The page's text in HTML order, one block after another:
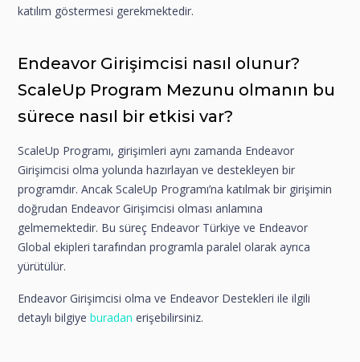
katılım göstermesi gerekmektedir.
Endeavor Girişimcisi nasıl olunur?
ScaleUp Program Mezunu olmanın bu
sürece nasıl bir etkisi var?
ScaleUp Programı, girişimleri aynı zamanda Endeavor
Girişimcisi olma yolunda hazırlayan ve destekleyen bir
programdır. Ancak ScaleUp Programı’na katılmak bir girişimin
doğrudan Endeavor Girişimcisi olması anlamına
gelmemektedir. Bu süreç Endeavor Türkiye ve Endeavor
Global ekipleri tarafından programla paralel olarak ayrıca
yürütülür.
Endeavor Girişimcisi olma ve Endeavor Destekleri ile ilgili
detaylı bilgiyeburadan erişebilirsiniz.